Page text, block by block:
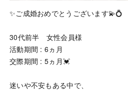
✨ご成婚おめでとうございます💫💍
30代前半 女性会員様
活動期間 : 6ヵ月
交際期間 : 5ヵ月💓
迷いや不安もある中で、